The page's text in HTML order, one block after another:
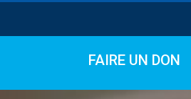
FAIRE UN DON